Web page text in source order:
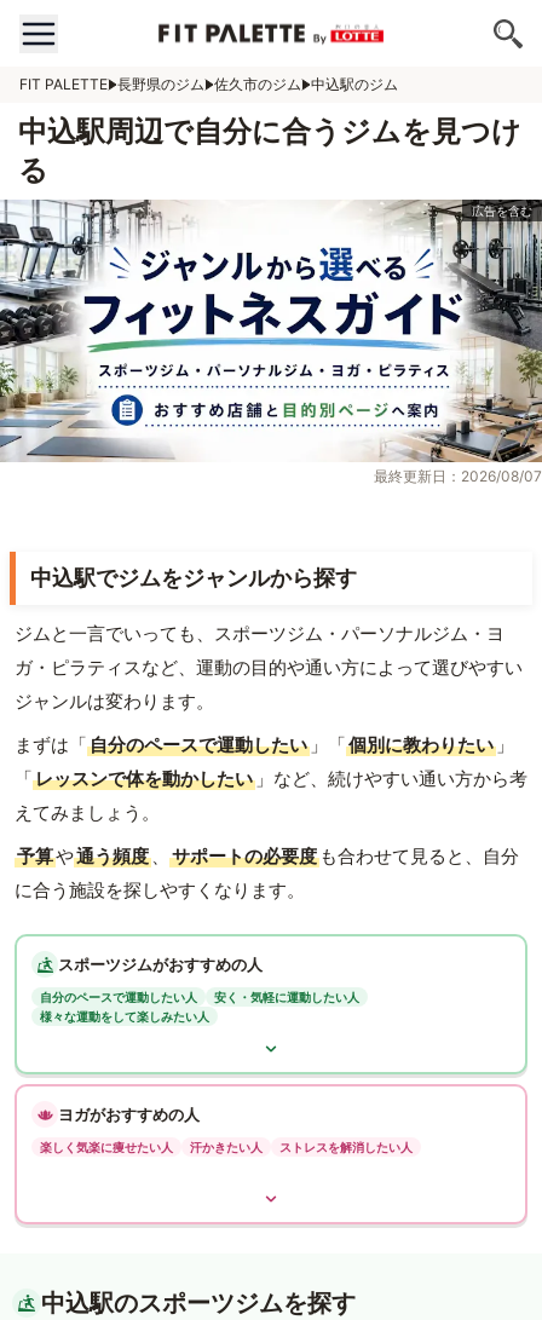
FIT PALETTE 長野県のジム 佐久市のジム 中込駅のジム
中込駅周辺で自分に合うジムを見つけ
る
最終更新日：2026/08/07
中込駅でジムをジャンルから探す
ジムと一言でいっても、スポーツジム・パーソナルジム・ヨ
ガ・ピラティスなど、運動の目的や通い方によって選びやすい
ジャンルは変わります。
まずは「自分のペースで運動したい 」「個別に教わりたい 」
「レッスンで体を動かしたい 」など、続けやすい通い方から考
えてみましょう。
予算や通う頻度 、 サポートの必要度 も合わせて見ると、自分
に合う施設を探しやすくなります。
スポーツジムがおすすめの人
自分のペースで運動したい人
安く・気軽に運動したい人
様々な運動をして楽しみたい人
ヨガがおすすめの人
楽しく気楽に痩せたい人 汗かきたい人 ストレスを解消したい人
中込駅のスポーツジムを探す